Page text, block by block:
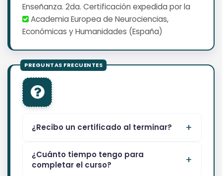
Enseñanza. 2da. Certificación expedida por la
Academia Europea de Neurociencias,
Económicas y Humanidades (España)
¿Recibo un certificado al terminar?
¿Cuánto tiempo tengo para
completar el curso?